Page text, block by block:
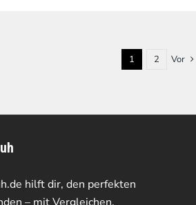
1 2 Vor
hilft dir, den perfekten